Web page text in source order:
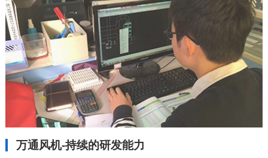
万通风机-持续的研发能力